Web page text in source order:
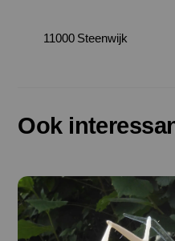
11000 Steenwijk
Ook